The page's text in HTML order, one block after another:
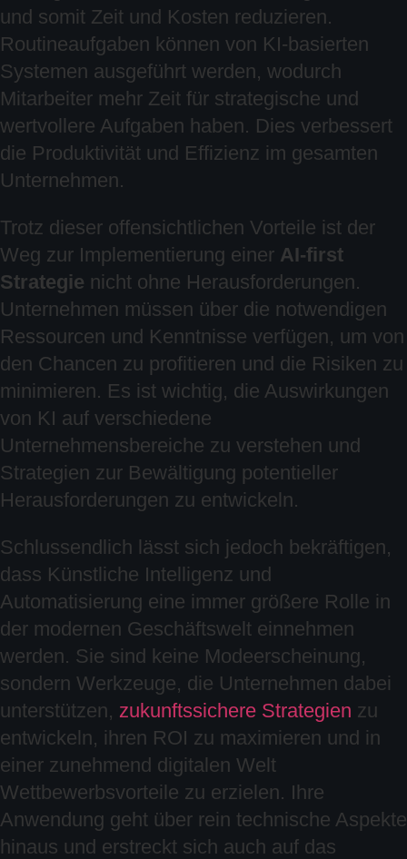
und somit Zeit und Kosten reduzieren.
Routineaufgaben können von KI-basierten
Systemen ausgeführt werden, wodurch
Mitarbeiter mehr Zeit für strategische und
wertvollere Aufgaben haben. Dies verbessert
die Produktivität und Effizienz im gesamten
Unternehmen.
Trotz dieser offensichtlichen Vorteile ist der
Weg zur Implementierung einer AI-first
Strategie nicht ohne Herausforderungen.
Unternehmen müssen über die notwendigen
Ressourcen und Kenntnisse verfügen, um von
den Chancen zu profitieren und die Risiken zu
minimieren. Es ist wichtig, die Auswirkungen
von KI auf verschiedene
Unternehmensbereiche zu verstehen und
Strategien zur Bewältigung potentieller
Herausforderungen zu entwickeln.
Schlussendlich lässt sich jedoch bekräftigen,
dass Künstliche Intelligenz und
Automatisierung eine immer größere Rolle in
der modernen Geschäftswelt einnehmen
werden. Sie sind keine Modeerscheinung,
sondern Werkzeuge, die Unternehmen dabei
unterstützen, zukunftssichere Strategien zu
entwickeln, ihren ROI zu maximieren und in
einer zunehmend digitalen Welt
Wettbewerbsvorteile zu erzielen. Ihre
Anwendung geht über rein technische Aspekte
hinaus und erstreckt sich auch auf das